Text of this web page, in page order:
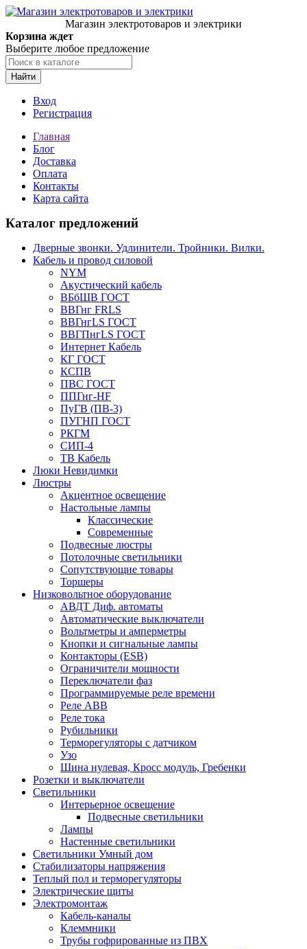
Магазин электротоваров и электрики
Корзина ждет
Выберите любое предложение
Найти
Вход
Регистрация
Главная
Блог
Доставка
Оплата
Контакты
Карта сайта
Каталог предложений
Дверные звонки. Удлинители. Тройники. Вилки.
Кабель и провод силовой
NYM
Акустический кабель
ВБбШВ ГОСТ
ВВГнг FRLS
ВВГнгLS ГОСТ
ВВГПнгLS ГОСТ
Интернет Кабель
КГ ГОСТ
КСПВ
ПВС ГОСТ
ППГнг-HF
ПуГВ (ПВ-3)
ПУГНП ГОСТ
РКГМ
СИП-4
ТВ Кабель
Люки Невидимки
Люстры
Акцентное освещение
Настольные лампы
Классические
Современные
Подвесные люстры
Потолочные светильники
Сопутствующие товары
Торшеры
Низковольтное оборудование
АВДT Диф. автоматы
Автоматические выключатели
Вольтметры и амперметры
Кнопки и сигнальные лампы
Контакторы (ESB)
Ограничители мощности
Переключатели фаз
Программируемые реле времени
Реле ABB
Реле тока
Рубильники
Терморегуляторы с датчиком
Узо
Шина нулевая, Кросс модуль, Гребенки
Розетки и выключатели
Светильники
Интерьерное освещение
Подвесные светильники
Лампы
Настенные светильники
Светильники Умный дом
Стабилизаторы напряжения
Теплый пол и терморегуляторы
Электрические щиты
Электромонтаж
Кабель-каналы
Клеммники
Трубы гофрированные из ПВХ